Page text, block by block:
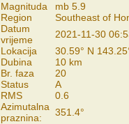
Magnituda
mb 5.9
Region
Southeast of
Datum
vrijeme
2021-11-30
Lokacija
30.59° N
Dubina
10 km
Br. faza
20
Status
A
RMS
0.6
Azimutalna
praznina:
351.4°